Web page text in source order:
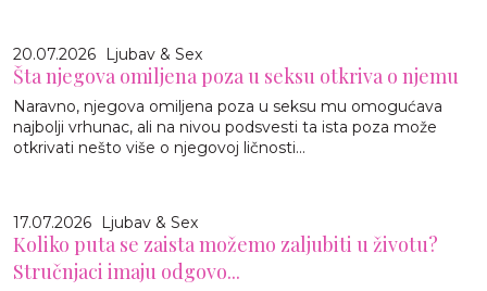
20.07.2026 Ljubav & Sex
Šta njegova omiljena poza u seksu otkriva o njemu
Naravno, njegova omiljena poza u seksu mu omogućava
najbolji vrhunac, ali na nivou podsvesti ta ista poza može
otkrivati nešto više o njegovoj ličnosti...
17.07.2026 Ljubav & Sex
Koliko puta se zaista možemo zaljubiti u životu?
Stručnjaci imaju odgovo...